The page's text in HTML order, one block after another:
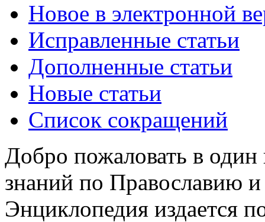
Новое в электронной
Исправленные статьи
Дополненные статьи
Новые статьи
Список сокращений
Добро пожаловать в
знаний по Православию
Энциклопедия издается